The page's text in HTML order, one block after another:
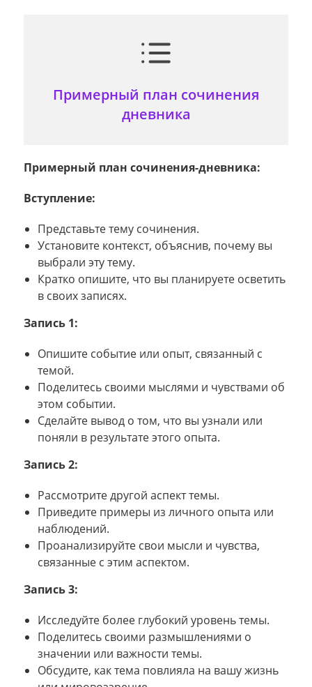
Примерный план сочинения
дневника
Примерный план сочинения-дневника:
Вступление:
Представьте тему сочинения.
Установите контекст, объяснив, почему вы
выбрали эту тему.
Кратко опишите, что вы планируете осветить
в своих записях.
Запись 1:
Опишите событие или опыт, связанный с
темой.
Поделитесь своими мыслями и чувствами об
этом событии.
Сделайте вывод о том, что вы узнали или
поняли в результате этого опыта.
Запись 2:
Рассмотрите другой аспект темы.
Приведите примеры из личного опыта или
наблюдений.
Проанализируйте свои мысли и чувства,
связанные с этим аспектом.
Запись 3:
Исследуйте более глубокий уровень темы.
Поделитесь своими размышлениями о
значении или важности темы.
Обсудите, как тема повлияла на вашу жизнь